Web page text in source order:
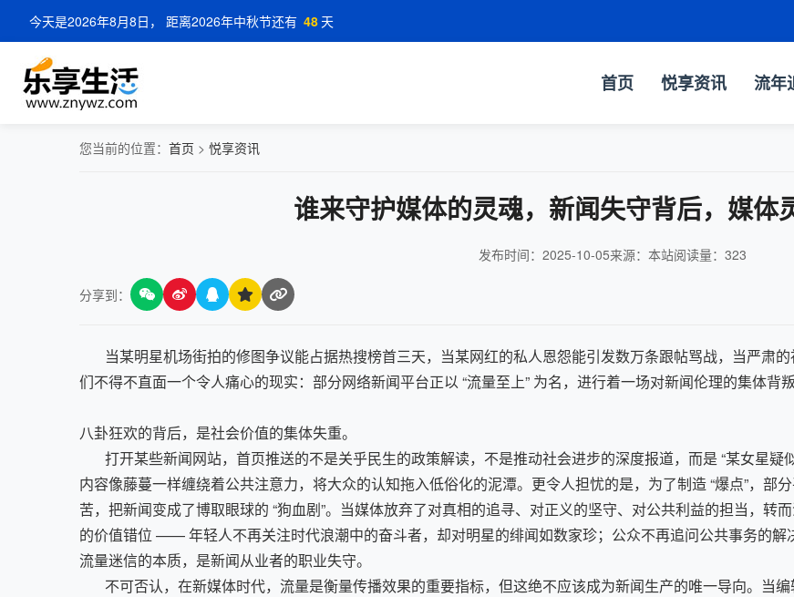
今天是2026年8月8日， 距离2026年中秋节还有 48 天
首页 悦享资讯 流年
您当前的位置： 首页 > 悦享资讯
谁来守护媒体的灵魂，新闻失守背后，媒体
发布时间：2025-10-05来源：本站阅读量： 323
分享到：
当某明星机场街拍的修图争议能占据热搜榜首三天，当某网红的私人恩怨能引发数万条跟帖骂战，当严肃
们不得不直面一个令人痛心的现实：部分网络新闻平台正以 “流量至上” 为名，进行着一场对新闻伦理的集体背叛
八卦狂欢的背后，是社会价值的集体失重。
打开某些新闻网站，首页推送的不是关乎民生的政策解读，不是推动社会进步的深度报道，而是 “某女星疑
内容像藤蔓一样缠绕着公共注意力，将大众的认知拖入低俗化的泥潭。更令人担忧的是，为了制造 “爆点”，部
苦，把新闻变成了博取眼球的 “狗血剧”。当媒体放弃了对真相的追寻、对正义的坚守、对公共利益的担当，转
的价值错位 —— 年轻人不再关注时代浪潮中的奋斗者，却对明星的绯闻如数家珍；公众不再追问公共事务的解
流量迷信的本质，是新闻从业者的职业失守。
不可否认，在新媒体时代，流量是衡量传播效果的重要指标，但这绝不应该成为新闻生产的唯一导向。当编